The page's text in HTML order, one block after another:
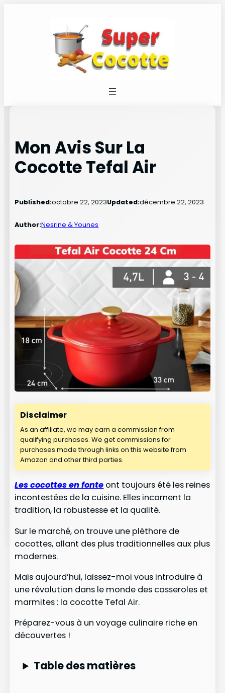
Mon Avis Sur La
Cocotte Tefal Air
Published:octobre 22, 2023Updated:décembre 22, 2023
Author:Nesrine & Younes
Disclaimer
As an affiliate, we may earn a commission from
qualifying purchases. We get commissions for
purchases made through links on this website from
Amazon and other third parties.
Les cocottes en fonte ont toujours été les reines
incontestées de la cuisine. Elles incarnent la
tradition, la robustesse et la qualité.
Sur le marché, on trouve une pléthore de
cocottes, allant des plus traditionnelles aux plus
modernes.
Mais aujourd’hui, laissez-moi vous introduire à
une révolution dans le monde des casseroles et
marmites : la cocotte Tefal Air.
Préparez-vous à un voyage culinaire riche en
découvertes !
Table des matières